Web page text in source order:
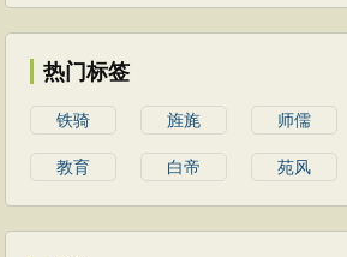
热门标签
铁骑 旌旄 师儒
教育 白帝 苑风